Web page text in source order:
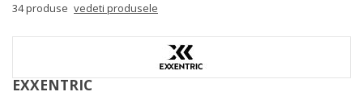
34 produse vedeti produsele
EXXENTRIC